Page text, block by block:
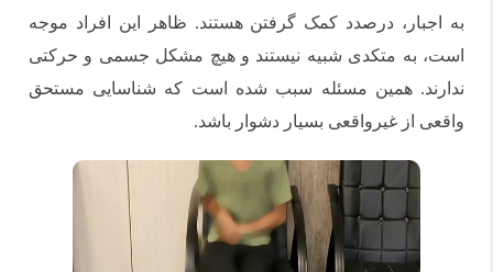
به اجبار، درصدد کمک گرفتن هستند. ظاهر این افراد موجه
است، به متکدی شبیه نیستند و هیچ مشکل جسمی و حرکتی
ندارند. همین مسئله سبب شده است که شناسایی مستحق
واقعی از غیرواقعی بسیار دشوار باشد.